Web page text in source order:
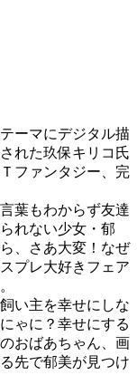
ーマにデジタル描
れた玖保キリコ氏
ファンタジー、完
葉もわからず友達
れない少女・郁
、さあ大変！なぜ
プレ大好きフェア
い主を幸せにしな
ゃに？幸せにする
おばあちゃん、画
先で郁美が見つけ